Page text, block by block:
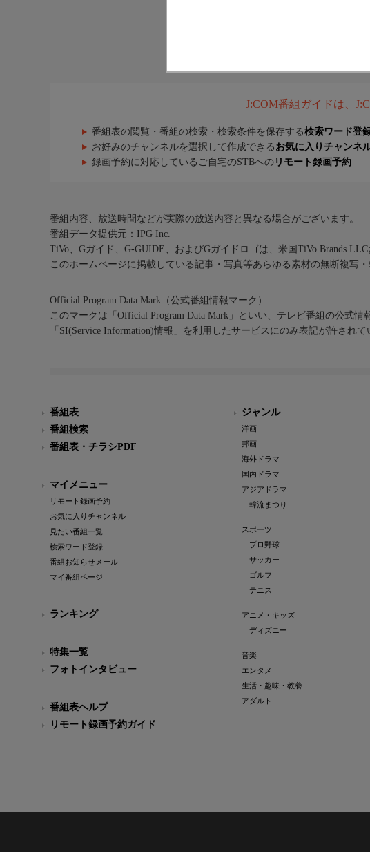
J:COM番組ガイドは、
番組表の閲覧・番組の検索・検索条件を保存する検索ワード登
お好みのチャンネルを選択して作成できる お気に入りチャンネ
録画予約に対応しているご自宅のSTBへの リモート録画予約
番組内容、放送時間などが実際の放送内容と異なる場合がございます。
番組データ提供元：IPG Inc.
TiVo、Gガイド、G-GUIDE、およびGガイドロゴは、米国TiVo Brands
このホームページに掲載している記事・写真等あらゆる素材の無断複写・
Official Program Data Mark（公式番組情報マーク）
このマークは「Official Program Data Mark」といい、テレビ番組の公式情
「SI(Service Information)情報」を利用したサービスにのみ表記が許されて
番組表
番組検索
番組表・チラシPDF
マイメニュー
リモート録画予約
お気に入りチャンネル
見たい番組一覧
検索ワード登録
番組お知らせメール
マイ番組ページ
ランキング
特集一覧
フォトインタビュー
番組表ヘルプ
リモート録画予約ガイド
ジャンル
洋画
邦画
海外ドラマ
国内ドラマ
アジアドラマ
韓流まつり
スポーツ
プロ野球
サッカー
ゴルフ
テニス
アニメ・キッズ
ディズニー
音楽
エンタメ
生活・趣味・教養
アダルト